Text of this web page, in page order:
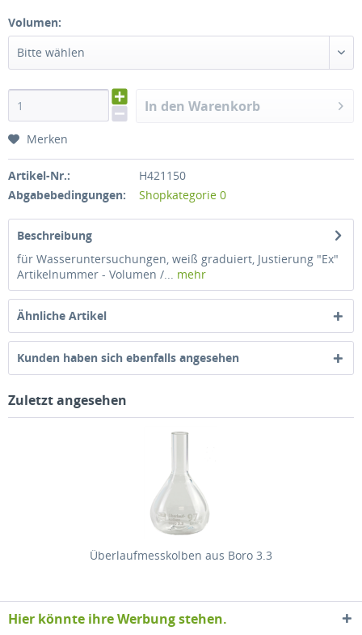
Volumen:
Bitte wählen
In den Warenkorb
Merken
Artikel-Nr.:
H421150
Abgabebedingungen:
Shopkategorie 0
Beschreibung
für Wasseruntersuchungen, weiß graduiert, Justierung "Ex"
Artikelnummer - Volumen /... mehr
Ähnliche Artikel
Kunden haben sich ebenfalls angesehen
Zuletzt angesehen
Überlaufmesskolben aus Boro 3.3
Hier könnte ihre Werbung stehen.